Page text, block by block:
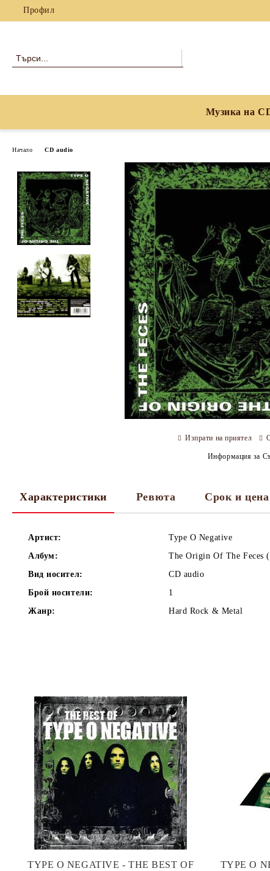
Профил
Музика на
Начало CD audio
Изпрати на приятел
Информация за
Характеристики Ревюта Срок и цена
Артист:
Type O Negative
Албум:
The Origin Of The Feces
Вид носител:
CD audio
Брой носители:
1
Жанр:
Hard Rock & Metal
TYPE O NEGATIVE - THE BEST OF
TYPE O